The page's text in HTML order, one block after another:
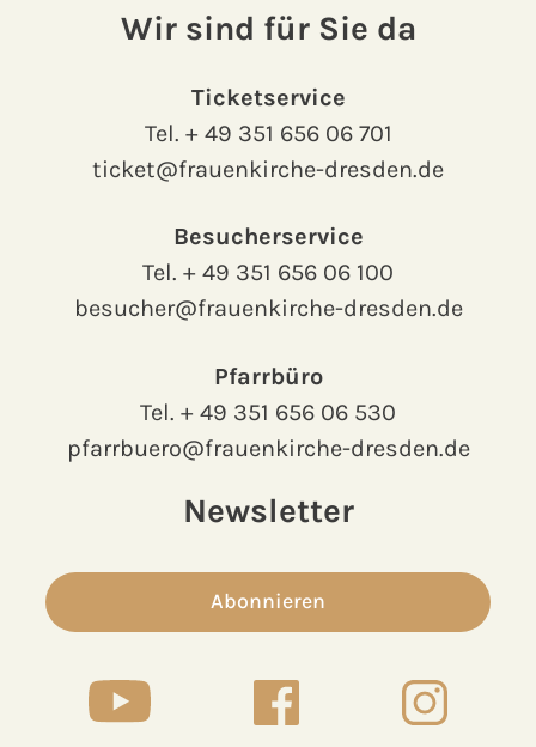
Wir sind für Sie da
Ticketservice
Tel. + 49 351 656 06 701
ticket@frauenkirche-dresden.de
Besucherservice
Tel. + 49 351 656 06 100
besucher@frauenkirche-dresden.de
Pfarrbüro
Tel. + 49 351 656 06 530
pfarrbuero@frauenkirche-dresden.de
Newsletter
Abonnieren